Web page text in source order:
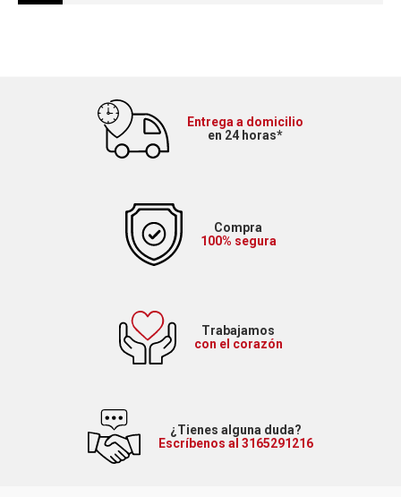
Entrega a domicilio
en 24 horas*
Compra
100% segura
Trabajamos
con el corazón
¿Tienes alguna duda?
Escríbenos al 3165291216